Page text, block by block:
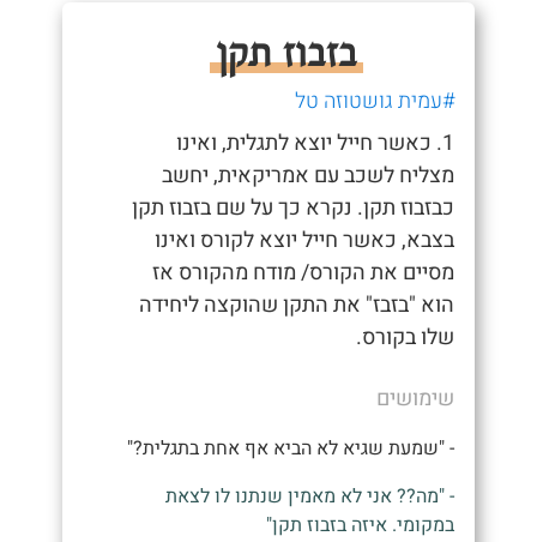
בזבוז תקן
#עמית גושטוזה טל
1. כאשר חייל יוצא לתגלית, ואינו
מצליח לשכב עם אמריקאית, יחשב
כבזבוז תקן. נקרא כך על שם בזבוז תקן
בצבא, כאשר חייל יוצא לקורס ואינו
מסיים את הקורס/ מודח מהקורס אז
הוא "בזבז" את התקן שהוקצה ליחידה
שלו בקורס.
שימושים
- "שמעת שגיא לא הביא אף אחת בתגלית?"
- "מה?? אני לא מאמין שנתנו לו לצאת
במקומי. איזה בזבוז תקן"